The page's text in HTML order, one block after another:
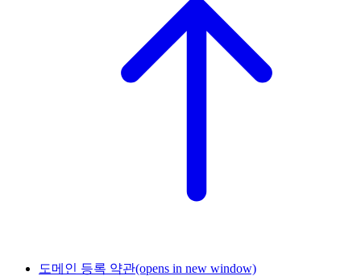
도메인 등록 약관(opens in new window)